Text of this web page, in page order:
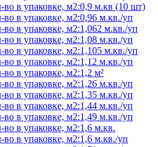
во в упаковке, м2:0,9 м.кв (10 шт)
во в упаковке, м2:0,96 м.кв./уп
во в упаковке, м2:1,062 м.кв./уп
во в упаковке, м2:1,08 м.кв./уп
во в упаковке, м2:1,105 м.кв./уп
во в упаковке, м2:1,12 м.кв./уп
в упаковке, м2:1,2 м²
во в упаковке, м2:1,26 м.кв./уп
во в упаковке, м2:1,35 м.кв./уп
во в упаковке, м2:1,44 м.кв./уп
во в упаковке, м2:1,49 м.кв./уп
во в упаковке, м2:1,6 м.кв.
во в упаковке, м2:1,6 м.кв./уп